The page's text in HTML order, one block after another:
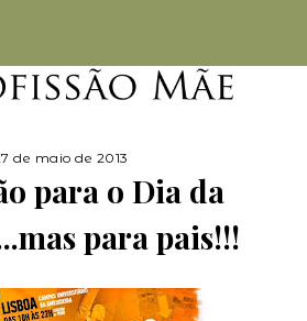
de maio de 2013
para o Dia da
para pais!!!